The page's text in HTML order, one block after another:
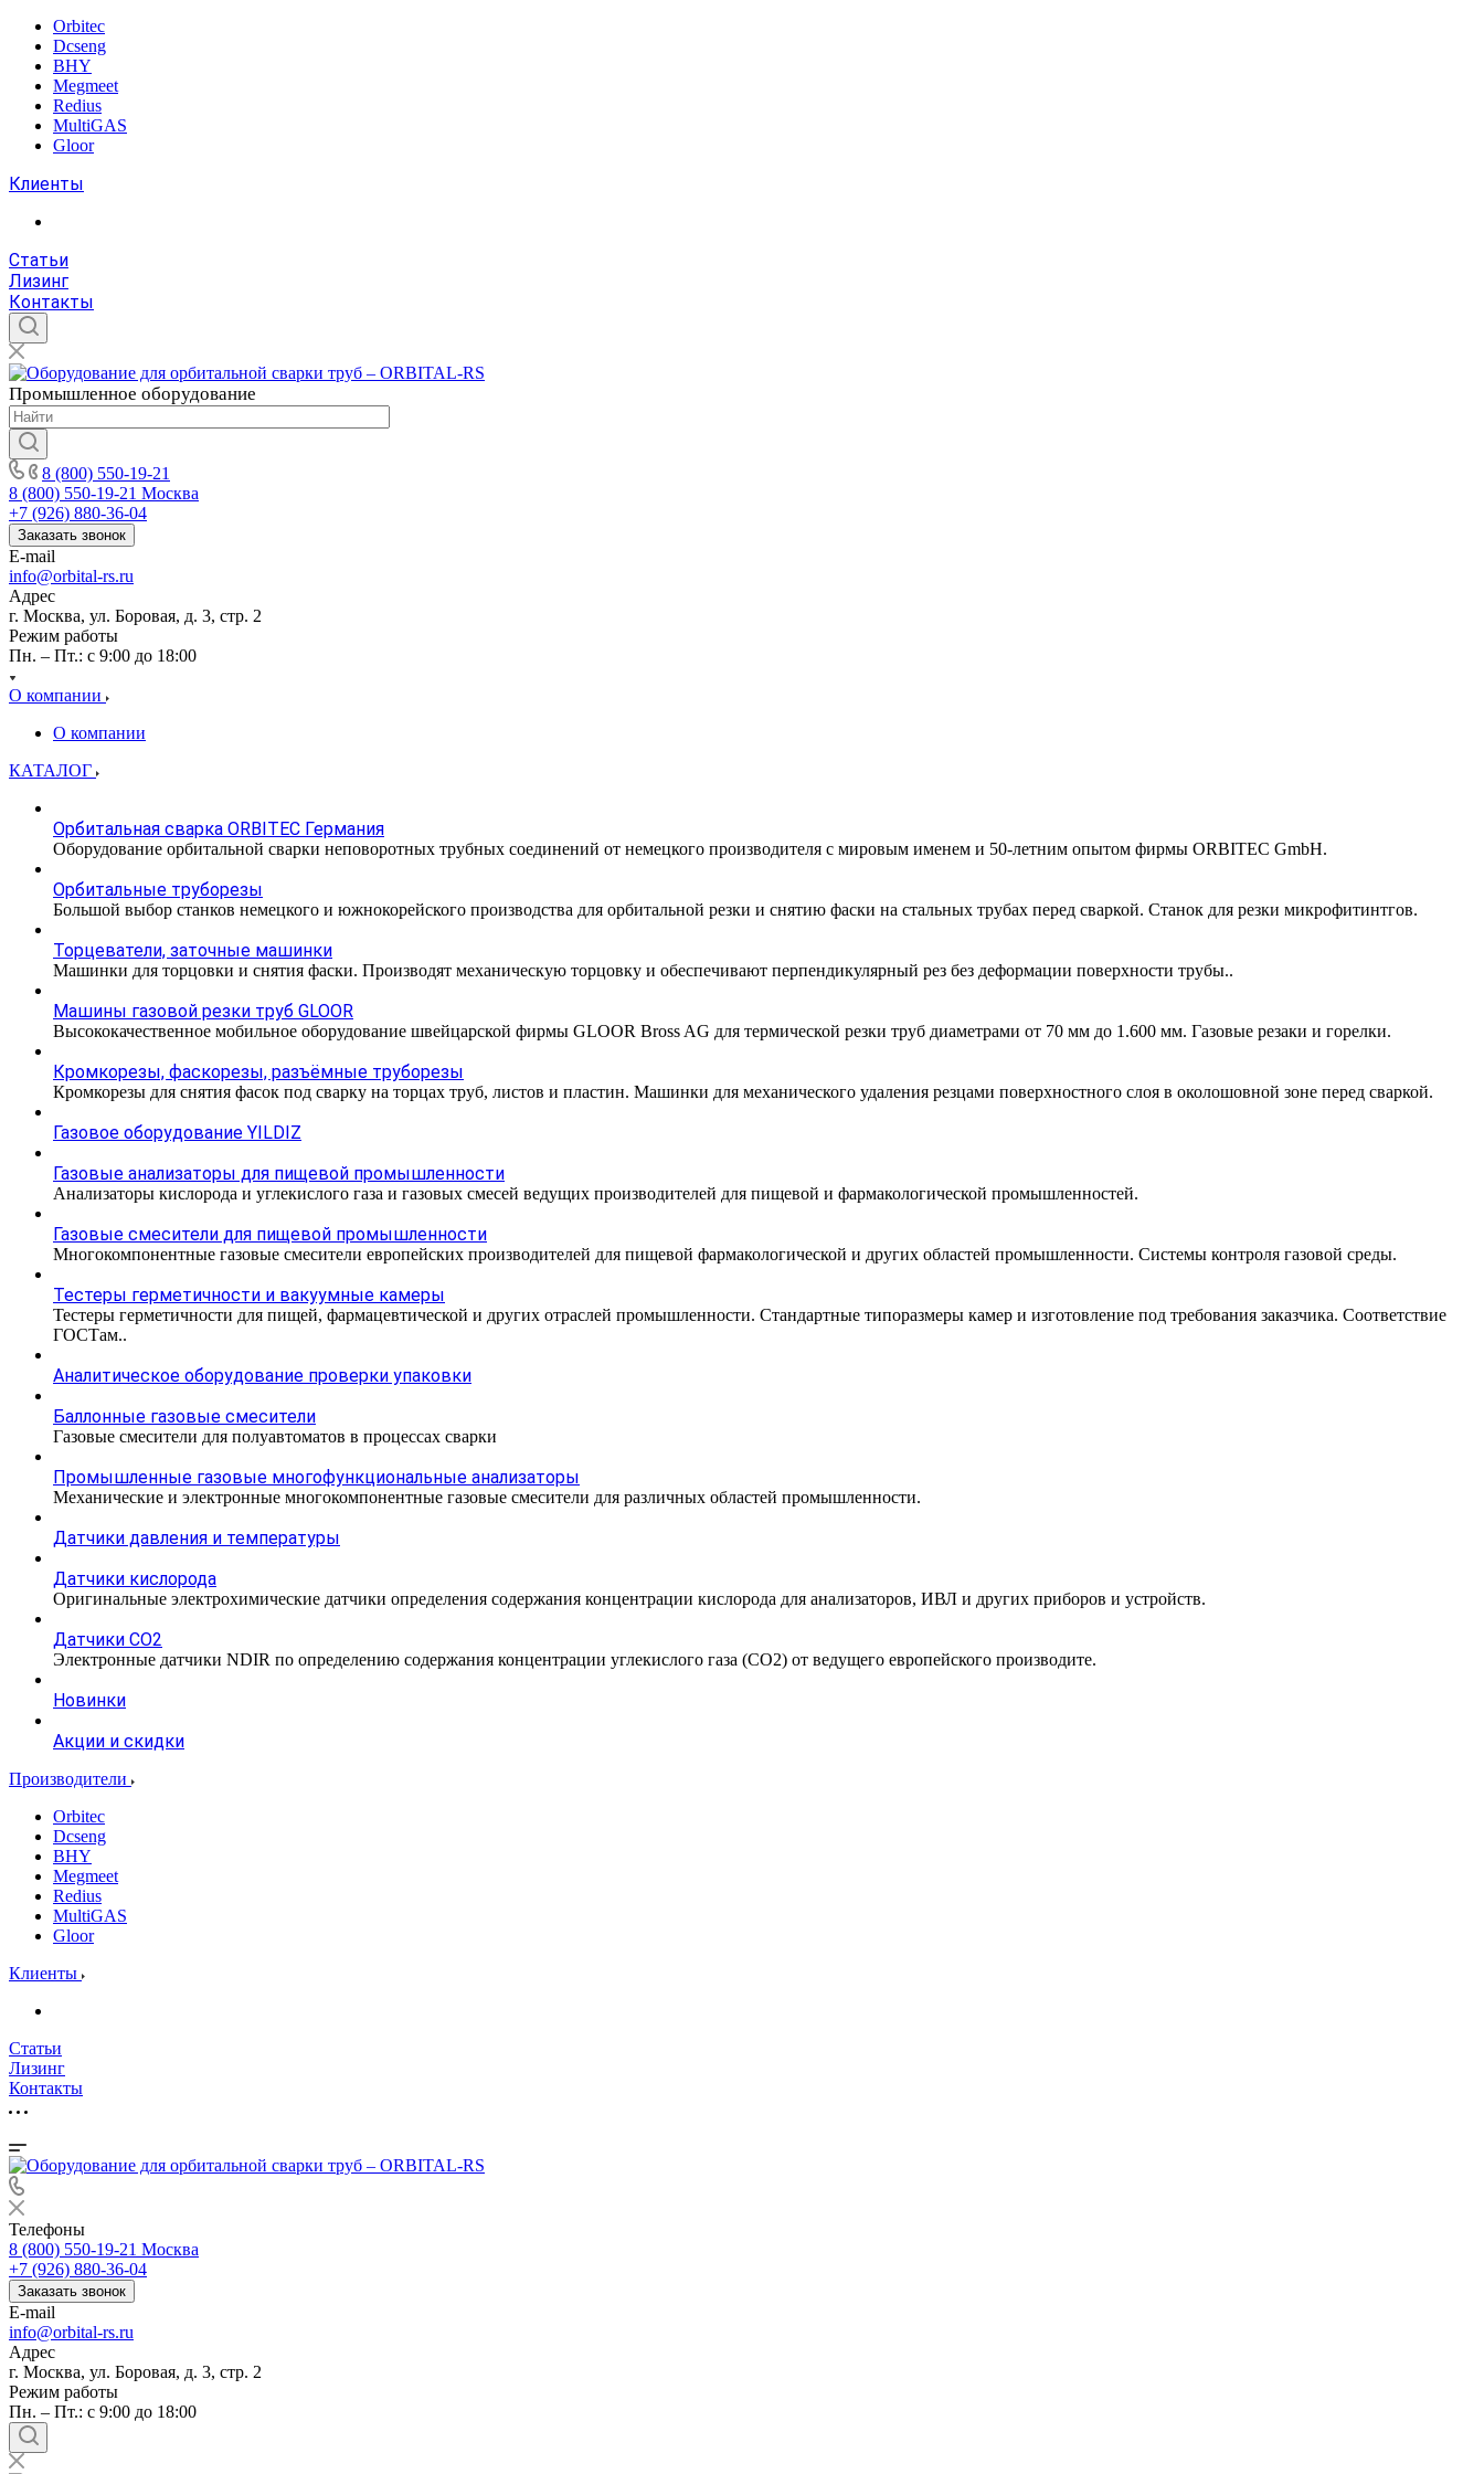
Orbitec
Dcseng
BHY
Megmeet
Redius
MultiGAS
Gloor
Клиенты
Статьи
Лизинг
Контакты
Промышленное оборудование
8 (800) 550-19-21
8 (800) 550-19-21 Москва
+7 (926) 880-36-04
Заказать звонок
E-mail
info@orbital-rs.ru
Адрес
г. Москва, ул. Боровая, д. 3, стр. 2
Режим работы
Пн. – Пт.: с 9:00 до 18:00
О компании
О компании
КАТАЛОГ
Орбитальная сварка ORBITEC Германия
Оборудование орбитальной сварки неповоротных трубных соединений от немецкого производителя с мировым именем и 50-летним опытом фирмы ORBITEC GmbH.
Орбитальные труборезы
Большой выбор станков немецкого и южнокорейского производства для орбитальной резки и снятию фаски на стальных трубах перед сваркой. Станок для резки микрофитинтгов.
Торцеватели, заточные машинки
Машинки для торцовки и снятия фаски. Производят механическую торцовку и обеспечивают перпендикулярный рез без деформации поверхности трубы..
Машины газовой резки труб GLOOR
Высококачественное мобильное оборудование швейцарской фирмы GLOOR Bross AG для термической резки труб диаметрами от 70 мм до 1.600 мм. Газовые резаки и горелки.
Кромкорезы, фаскорезы, разъёмные труборезы
Кромкорезы для снятия фасок под сварку на торцах труб, листов и пластин. Машинки для механического удаления резцами поверхностного слоя в околошовной зоне перед сваркой.
Газовое оборудование YILDIZ
Газовые анализаторы для пищевой промышленности
Анализаторы кислорода и углекислого газа и газовых смесей ведущих производителей для пищевой и фармакологической промышленностей.
Газовые смесители для пищевой промышленности
Многокомпонентные газовые смесители европейских производителей для пищевой фармакологической и других областей промышленности. Системы контроля газовой среды.
Тестеры герметичности и вакуумные камеры
Тестеры герметичности для пищей, фармацевтической и других отраслей промышленности. Стандартные типоразмеры камер и изготовление под требования заказчика. Соответствие
ГОСТам..
Аналитическое оборудование проверки упаковки
Баллонные газовые смесители
Газовые смесители для полуавтоматов в процессах сварки
Промышленные газовые многофункциональные анализаторы
Механические и электронные многокомпонентные газовые смесители для различных областей промышленности.
Датчики давления и температуры
Датчики кислорода
Оригинальные электрохимические датчики определения содержания концентрации кислорода для анализаторов, ИВЛ и других приборов и устройств.
Датчики CO2
Электронные датчики NDIR по определению содержания концентрации углекислого газа (СО2) от ведущего европейского производите.
Новинки
Акции и скидки
Производители
Orbitec
Dcseng
BHY
Megmeet
Redius
MultiGAS
Gloor
Клиенты
Статьи
Лизинг
Контакты
Телефоны
8 (800) 550-19-21 Москва
+7 (926) 880-36-04
Заказать звонок
E-mail
info@orbital-rs.ru
Адрес
г. Москва, ул. Боровая, д. 3, стр. 2
Режим работы
Пн. – Пт.: с 9:00 до 18:00